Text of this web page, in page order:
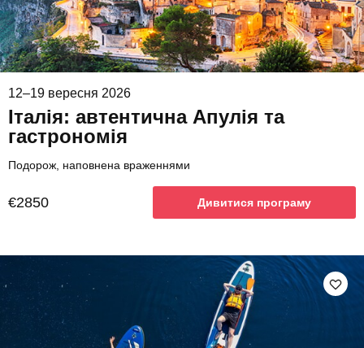
12–19 вересня 2026
Італія: автентична Апулія та
гастрономія
Подорож, наповнена враженнями
€2850 Дивитися програму